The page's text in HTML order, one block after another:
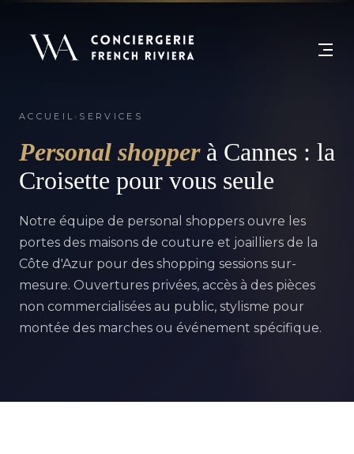
ACCUEIL › SERVICES
Personal shopperà Cannes : la
Croisette pour vous seule
Notre équipe de personal shoppers ouvre les
portes des maisons de couture et joailliers de la
Côte d'Azur pour des shopping sessions sur-
mesure. Ouvertures privées, accès à des pièces
non commercialisées au public, stylisme pour
montée des marches ou événement spécifique.